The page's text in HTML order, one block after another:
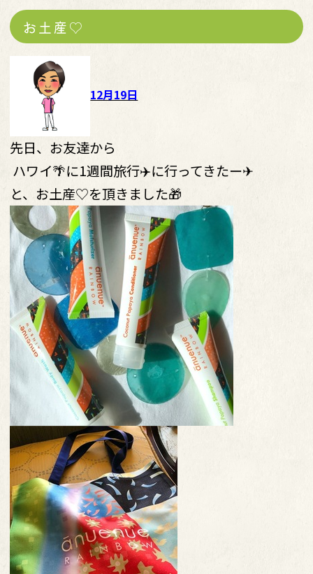
お土産♡
12月19日
先日、お友達から
ハワイ🌴に1週間旅行✈️に行ってきたー✈
と、お土産♡を頂きました🎁